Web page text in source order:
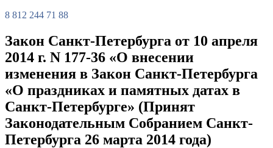
8 812 244 71 88
Закон Санкт-Петербурга от 10 апреля
2014 г. N 177-36 «О внесении
изменения в Закон Санкт-Петербурга
«О праздниках и памятных датах в
Санкт-Петербурге» (Принят
Законодательным Собранием Санкт-
Петербурга 26 марта 2014 года)